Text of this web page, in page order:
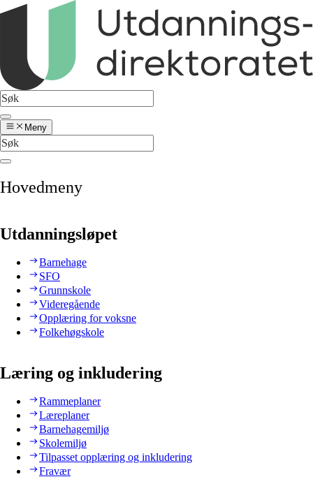
Meny
Hovedmeny
Utdanningsløpet
Barnehage
SFO
Grunnskole
Videregående
Opplæring for voksne
Folkehøgskole
Læring og inkludering
Rammeplaner
Læreplaner
Barnehagemiljø
Skolemiljø
Tilpasset opplæring og inkludering
Fravær